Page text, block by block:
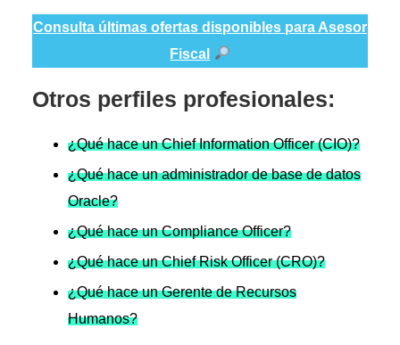
Consulta últimas ofertas disponibles para Asesor
Fiscal
Otros perfiles profesionales:
¿Qué hace un Chief Information Officer (CIO)?
¿Qué hace un administrador de base de datos
Oracle?
¿Qué hace un Compliance Officer?
¿Qué hace un Chief Risk Officer (CRO)?
¿Qué hace un Gerente de Recursos
Humanos?